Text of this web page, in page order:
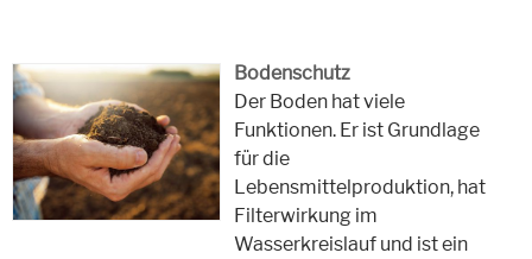
Bodenschutz
Der Boden hat viele
Funktionen. Er ist Grundlage
für die
Lebensmittelproduktion, hat
Filterwirkung im
Wasserkreislauf und ist ein